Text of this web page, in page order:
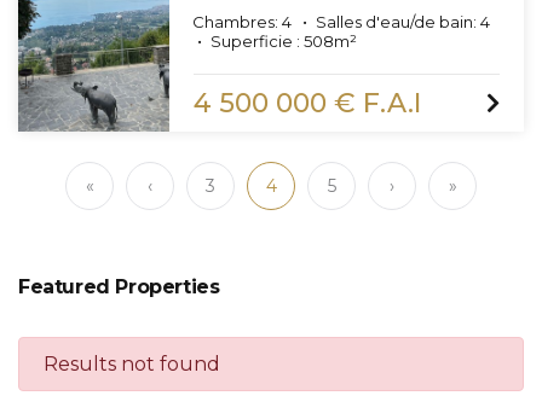
Chambres: 4 Salles d'eau/de bain: 4
Superficie : 508m²
4 500 000 € F.A.I
« ‹ 3 4 5 › »
Featured Properties
Results not found